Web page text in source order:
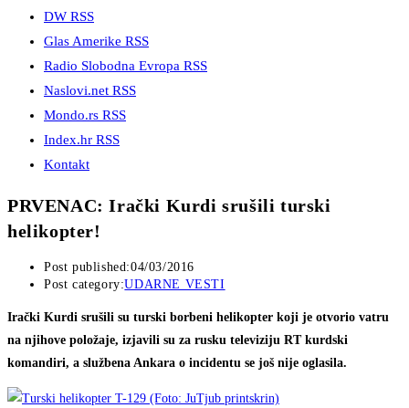
DW RSS
Glas Amerike RSS
Radio Slobodna Evropa RSS
Naslovi.net RSS
Mondo.rs RSS
Index.hr RSS
Kontakt
PRVENAC: Irački Kurdi srušili turski
helikopter!
Post published:04/03/2016
Post category:UDARNE VESTI
Irački Kurdi srušili su turski borbeni helikopter koji je otvorio vatru
na njihove položaje, izjavili su za rusku televiziju RT kurdski
komandiri, a službena Ankara o incidentu se još nije oglasila.